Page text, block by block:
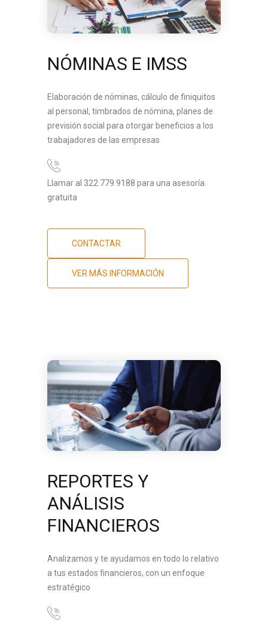
NÓMINAS E IMSS
Elaboración de nóminas, cálculo de finiquitos
al personal, timbrados de nómina, planes de
previsión social para otorgar beneficios a los
trabajadores de las empresas
Llamar al 322 779 9188 para una asesoría
gratuita
CONTACTAR
VER MÁS INFORMACIÓN
REPORTES Y
ANÁLISIS
FINANCIEROS
Analizamos y te ayudamos en todo lo relativo
a tus estados financieros, con un enfoque
estratégico